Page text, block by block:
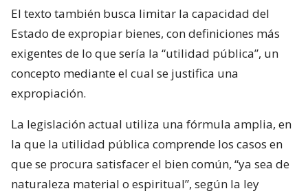
El texto también busca limitar la capacidad del
Estado de expropiar bienes, con definiciones más
exigentes de lo que sería la “utilidad pública”, un
concepto mediante el cual se justifica una
expropiación.
La legislación actual utiliza una fórmula amplia, en
la que la utilidad pública comprende los casos en
que se procura satisfacer el bien común, “ya sea de
naturaleza material o espiritual”, según la ley